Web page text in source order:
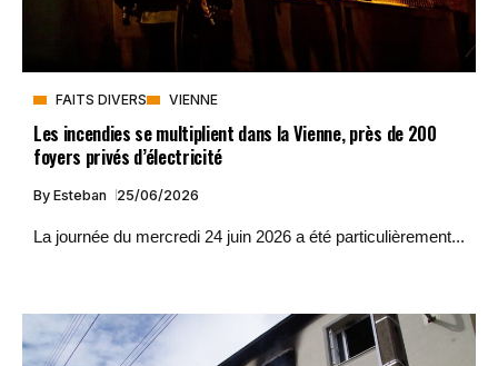
FAITS DIVERS VIENNE
Les incendies se multiplient dans la Vienne, près de 200
foyers privés d’électricité
By Esteban 25/06/2026
La journée du mercredi 24 juin 2026 a été particulièrement...